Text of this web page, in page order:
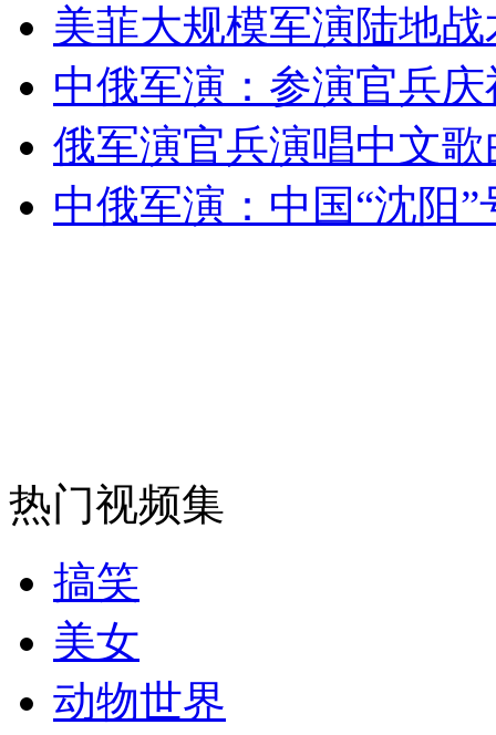
安徽一实载49人客车翻车
走！跟着总书记去植树
司机酒驾遇交警 急速倒车逃窜
美菲大规模军演陆地
中俄军演：参演官兵
俄军演官兵演唱中文
中俄军演：中国“沈阳
热门视频集
搞笑
美女
动物世界